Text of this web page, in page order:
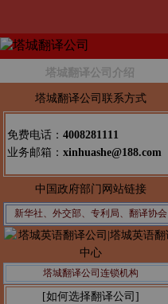
塔城翻译公司介绍
塔城翻译公司联系方式
免费电话： 4008281111
业务邮箱： xinhuashe@188.com
中国政府部门网站链接
新华社、外交部、专利局、翻译协会
塔城翻译公司连锁机构
[如何选择翻译公司]